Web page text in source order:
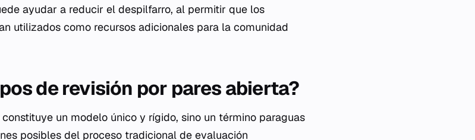
ayudar a reducir el despilfarro, al permitir que los
utilizados como recursos adicionales para la comunidad
de revisión por pares abierta?
un modelo único y rígido, sino un término paraguas
posibles del proceso tradicional de evaluación